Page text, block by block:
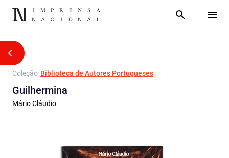
Coleção Biblioteca de Autores Portugueses
Guilhermina
Mário Cláudio